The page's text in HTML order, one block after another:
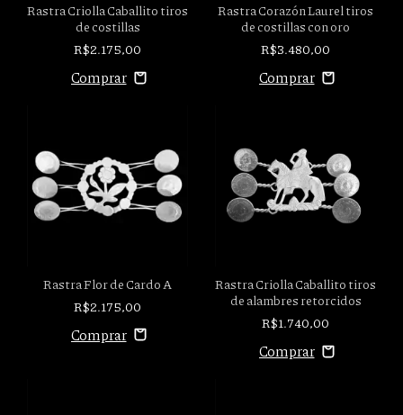
Rastra Criolla Caballito tiros
de costillas
R$2.175,00
Rastra Corazón Laurel tiros
de costillas con oro
R$3.480,00
Rastra Flor de Cardo A
R$2.175,00
Rastra Criolla Caballito tiros
de alambres retorcidos
R$1.740,00